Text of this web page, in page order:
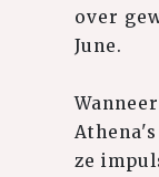
over
June.
ze